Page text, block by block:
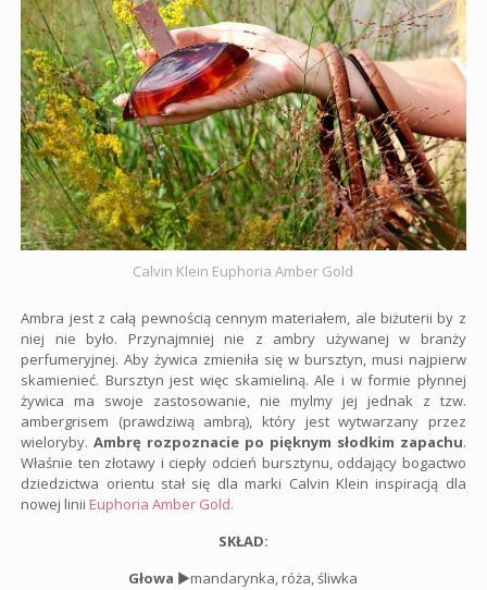
Calvin Klein Euphoria Amber Gold
Ambra jest z całą pewnością cennym materiałem, ale biżuterii by z
niej nie było. Przynajmniej nie z ambry używanej w branży
perfumeryjnej. Aby żywica zmieniła się w bursztyn, musi najpierw
skamienieć. Bursztyn jest więc skamieliną. Ale i w formie płynnej
żywica ma swoje zastosowanie, nie mylmy jej jednak z tzw.
ambergrisem (prawdziwą ambrą), który jest wytwarzany przez
wieloryby.Ambrę rozpoznacie po pięknym słodkim zapachu.
Właśnie ten złotawy i ciepły odcień bursztynu, oddający bogactwo
dziedzictwa orientu stał się dla marki Calvin Klein inspiracją dla
nowej linii Euphoria Amber Gold.
SKŁAD:
Głowa ►mandarynka, róża, śliwka